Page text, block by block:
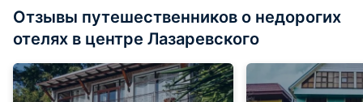
Отзывы путешественников о недорогих
отелях в центре Лазаревского